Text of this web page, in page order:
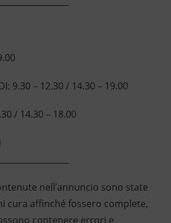
9.30 – 12.30 / 14.30 – 19.00
/ 14.30 – 18.00
nell’annuncio sono state
cura affinché fossero complete,
contenere errori e